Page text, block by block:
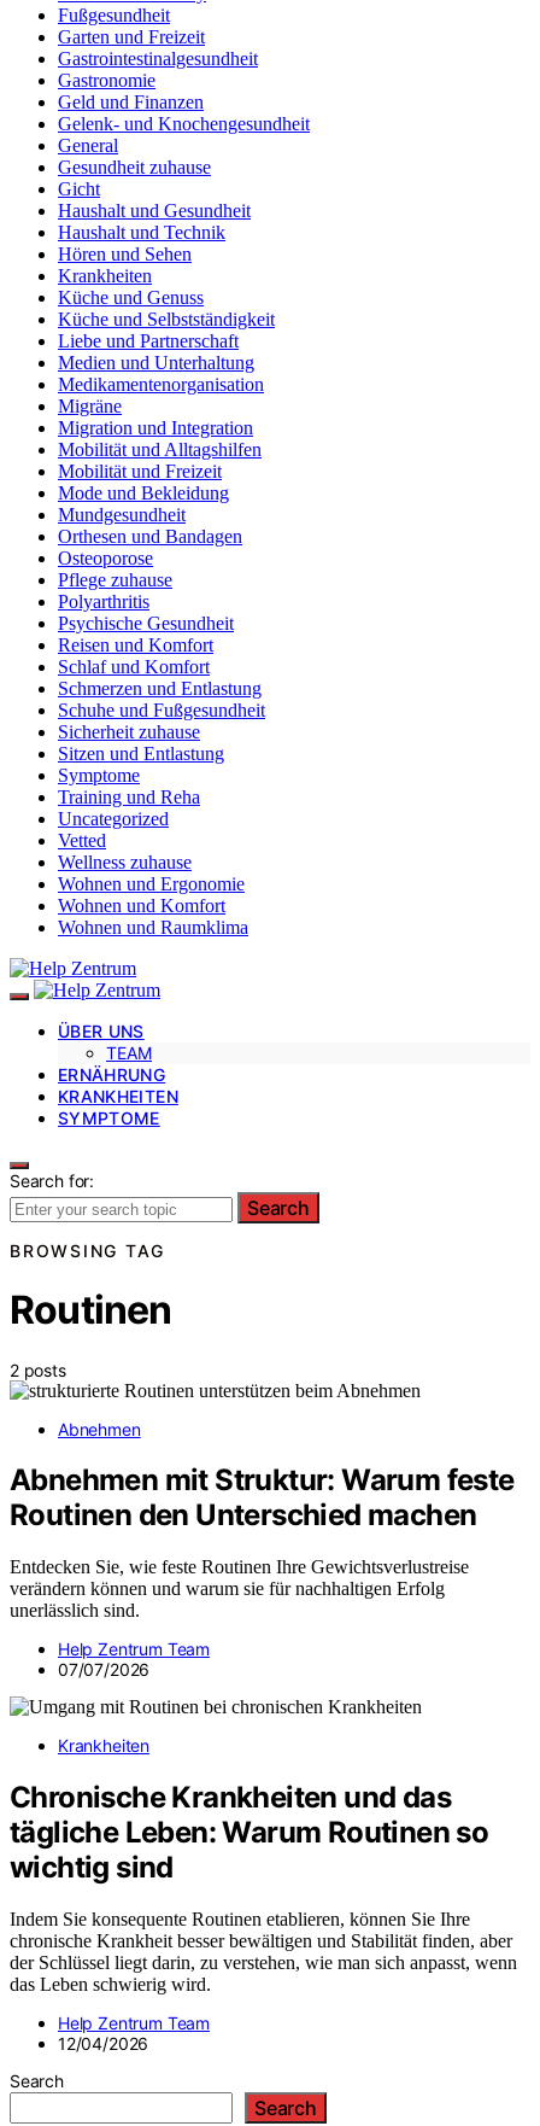
Fußgesundheit
Garten und Freizeit
Gastrointestinalgesundheit
Gastronomie
Geld und Finanzen
Gelenk- und Knochengesundheit
General
Gesundheit zuhause
Gicht
Haushalt und Gesundheit
Haushalt und Technik
Hören und Sehen
Krankheiten
Küche und Genuss
Küche und Selbstständigkeit
Liebe und Partnerschaft
Medien und Unterhaltung
Medikamentenorganisation
Migräne
Migration und Integration
Mobilität und Alltagshilfen
Mobilität und Freizeit
Mode und Bekleidung
Mundgesundheit
Orthesen und Bandagen
Osteoporose
Pflege zuhause
Polyarthritis
Psychische Gesundheit
Reisen und Komfort
Schlaf und Komfort
Schmerzen und Entlastung
Schuhe und Fußgesundheit
Sicherheit zuhause
Sitzen und Entlastung
Symptome
Training und Reha
Uncategorized
Vetted
Wellness zuhause
Wohnen und Ergonomie
Wohnen und Komfort
Wohnen und Raumklima
ÜBER UNS
TEAM
ERNÄHRUNG
KRANKHEITEN
SYMPTOME
Search for:
Search
BROWSING TAG
Routinen
2 posts
Abnehmen
Abnehmen mit Struktur: Warum feste
Routinen den Unterschied machen
Entdecken Sie, wie feste Routinen Ihre Gewichtsverlustreise
verändern können und warum sie für nachhaltigen Erfolg
unerlässlich sind.
Help Zentrum Team
07/07/2026
Krankheiten
Chronische Krankheiten und das
tägliche Leben: Warum Routinen so
wichtig sind
Indem Sie konsequente Routinen etablieren, können Sie Ihre
chronische Krankheit besser bewältigen und Stabilität finden, aber
der Schlüssel liegt darin, zu verstehen, wie man sich anpasst, wenn
das Leben schwierig wird.
Help Zentrum Team
12/04/2026
Search
Search